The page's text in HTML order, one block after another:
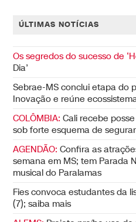
ÚLTIMAS NOTÍCIAS
Os segredos do sucesso de
Dia’
Sebrae-MS conclui etapa do
Inovação e reúne
COLÔMBIA: Cali recebe
sob forte esquema de
AGENDÃO: Confira as
semana em MS; tem Parada
musical do Paralamas
Fies convoca estudantes da
(7); saiba mais